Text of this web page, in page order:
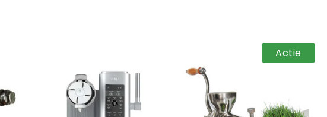
Actie